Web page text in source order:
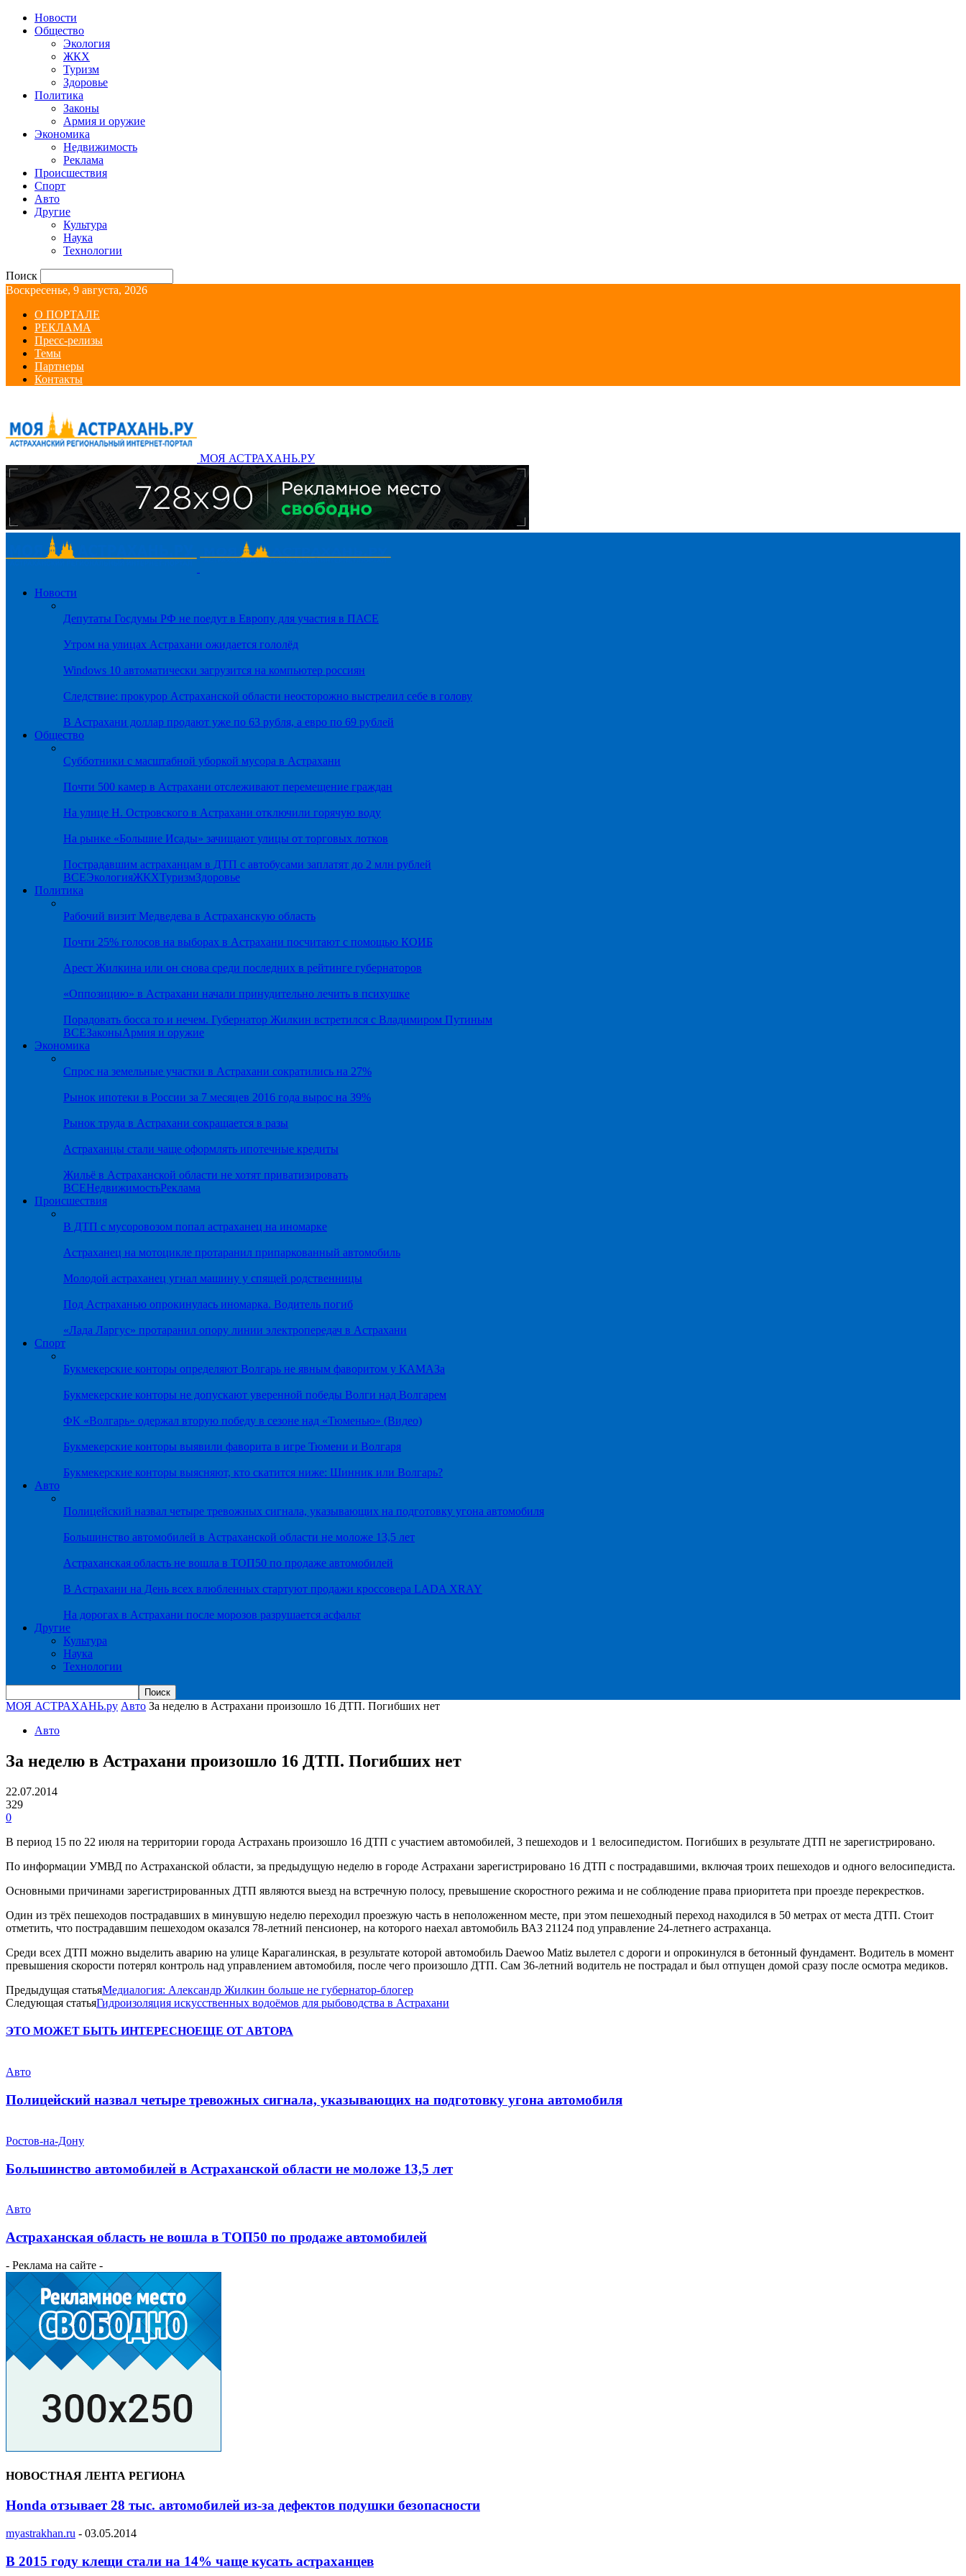
Новости
Общество
Экология
ЖКХ
Туризм
Здоровье
Политика
Законы
Армия и оружие
Экономика
Недвижимость
Реклама
Происшествия
Спорт
Авто
Другие
Культура
Наука
Технологии
Поиск
Воскресенье, 9 августа, 2026
О ПОРТАЛЕ
РЕКЛАМА
Пресс-релизы
Темы
Партнеры
Контакты
МОЯ АСТРАХАНЬ.РУ
Новости
Депутаты Госдумы РФ не поедут в Европу для участия в ПАСЕ
Утром на улицах Астрахани ожидается гололёд
Windows 10 автоматически загрузится на компьютер россиян
Следствие: прокурор Астраханской области неосторожно выстрелил себе в голову
В Астрахани доллар продают уже по 63 рубля, а евро по 69 рублей
Общество
Субботники с масштабной уборкой мусора в Астрахани
Почти 500 камер в Астрахани отслеживают перемещение граждан
На улице Н. Островского в Астрахани отключили горячую воду
На рынке «Большие Исады» зачищают улицы от торговых лотков
Пострадавшим астраханцам в ДТП с автобусами заплатят до 2 млн рублей
ВСЕЭкологияЖКХТуризмЗдоровье
Политика
Рабочий визит Медведева в Астраханскую область
Почти 25% голосов на выборах в Астрахани посчитают с помощью КОИБ
Арест Жилкина или он снова среди последних в рейтинге губернаторов
«Оппозицию» в Астрахани начали принудительно лечить в психушке
Порадовать босса то и нечем. Губернатор Жилкин встретился с Владимиром Путиным
ВСЕЗаконыАрмия и оружие
Экономика
Спрос на земельные участки в Астрахани сократились на 27%
Рынок ипотеки в России за 7 месяцев 2016 года вырос на 39%
Рынок труда в Астрахани сокращается в разы
Астраханцы стали чаще оформлять ипотечные кредиты
Жильё в Астраханской области не хотят приватизировать
ВСЕНедвижимостьРеклама
Происшествия
В ДТП с мусоровозом попал астраханец на иномарке
Астраханец на мотоцикле протаранил припаркованный автомобиль
Молодой астраханец угнал машину у спящей родственницы
Под Астраханью опрокинулась иномарка. Водитель погиб
«Лада Ларгус» протаранил опору линии электропередач в Астрахани
Спорт
Букмекерские конторы определяют Волгарь не явным фаворитом у КАМАЗа
Букмекерские конторы не допускают уверенной победы Волги над Волгарем
ФК «Волгарь» одержал вторую победу в сезоне над «Тюменью» (Видео)
Букмекерские конторы выявили фаворита в игре Тюмени и Волгаря
Букмекерские конторы выясняют, кто скатится ниже: Шинник или Волгарь?
Авто
Полицейский назвал четыре тревожных сигнала, указывающих на подготовку угона автомобиля
Большинство автомобилей в Астраханской области не моложе 13,5 лет
Астраханская область не вошла в ТОП50 по продаже автомобилей
В Астрахани на День всех влюбленных стартуют продажи кроссовера LADA XRAY
На дорогах в Астрахани после морозов разрушается асфальт
Другие
Культура
Наука
Технологии
МОЯ АСТРАХАНЬ.ру Авто За неделю в Астрахани произошло 16 ДТП. Погибших нет
Авто
За неделю в Астрахани произошло 16 ДТП. Погибших нет
22.07.2014
329
0
В период 15 по 22 июля на территории города Астрахань произошло 16 ДТП с участием автомобилей, 3 пешеходов и 1 велосипедистом. Погибших в результате ДТП не зарегистрировано.
По информации УМВД по Астраханской области, за предыдущую неделю в городе Астрахани зарегистрировано 16 ДТП с пострадавшими, включая троих пешеходов и одного велосипедиста.
Основными причинами зарегистрированных ДТП являются выезд на встречную полосу, превышение скоростного режима и не соблюдение права приоритета при проезде перекрестков.
Один из трёх пешеходов пострадавших в минувшую неделю переходил проезжую часть в неположенном месте, при этом пешеходный переход находился в 50 метрах от места ДТП. Стоит
отметить, что пострадавшим пешеходом оказался 78-летний пенсионер, на которого наехал автомобиль ВАЗ 21124 под управление 24-летнего астраханца.
Среди всех ДТП можно выделить аварию на улице Карагалинская, в результате которой автомобиль Daewoo Matiz вылетел с дороги и опрокинулся в бетонный фундамент. Водитель в момент
превышения скорости потерял контроль над управлением автомобиля, после чего произошло ДТП. Сам 36-летний водитель не пострадал и был отпущен домой сразу после осмотра медиков.
Предыдущая статьяМедиалогия: Александр Жилкин больше не губернатор-блогер
Следующая статьяГидроизоляция искусственных водоёмов для рыбоводства в Астрахани
ЭТО МОЖЕТ БЫТЬ ИНТЕРЕСНОЕЩЕ ОТ АВТОРА
Авто
Полицейский назвал четыре тревожных сигнала, указывающих на подготовку угона автомобиля
Ростов-на-Дону
Большинство автомобилей в Астраханской области не моложе 13,5 лет
Авто
Астраханская область не вошла в ТОП50 по продаже автомобилей
- Реклама на сайте -
НОВОСТНАЯ ЛЕНТА РЕГИОНА
Honda отзывает 28 тыс. автомобилей из-за дефектов подушки безопасности
myastrakhan.ru - 03.05.2014
В 2015 году клещи стали на 14% чаще кусать астраханцев